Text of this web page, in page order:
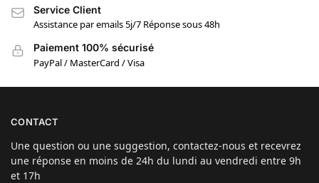
Service Client
Assistance par emails 5j/7 Réponse sous 48h
Paiement 100% sécurisé
PayPal / MasterCard / Visa
CONTACT
Une question ou une suggestion, contactez-nous et recevrez
une réponse en moins de 24h du lundi au vendredi entre 9h
et 17h